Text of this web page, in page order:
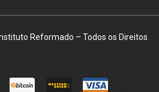
Reformado – Todos os Direitos